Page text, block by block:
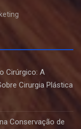
Cirúrgico: A
Cirurgia Plástica
Conservação de